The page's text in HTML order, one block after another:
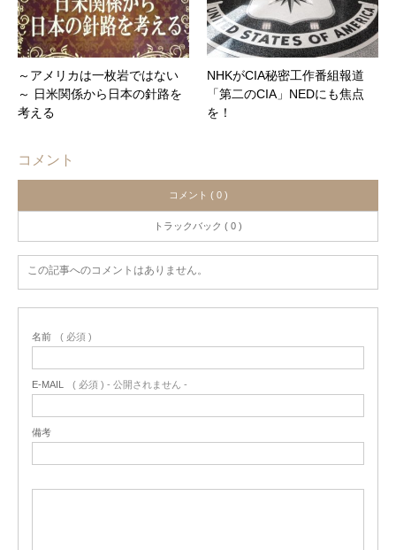
～アメリカは一枚岩ではない
～ 日米関係から日本の針路を
考える
NHKがCIA秘密工作番組報道
「第二のCIA」NEDにも焦点
を！
コメント
コメント ( 0 )
トラックバック ( 0 )
この記事へのコメントはありません。
名前 ( 必須 )
E-MAIL ( 必須 ) - 公開されません -
備考